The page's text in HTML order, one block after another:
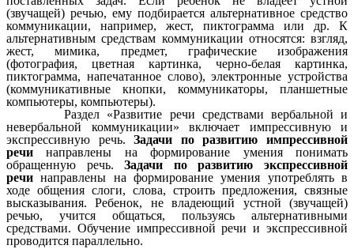
(звучащей) речью, ему подбирается альтернативное средство
коммуникации, например, жест, пиктограмма или др. К
альтернативным средствам коммуникации относятся: взгляд,
жест, мимика, предмет, графические изображения
(фотография, цветная картинка, черно-белая картинка,
пиктограмма, напечатанное слово), электронные устройства
(коммуникативные кнопки, коммуникаторы, планшетные
компьютеры, компьютеры).
Раздел «Развитие речи средствами вербальной и
невербальной коммуникации» включает импрессивную и
экспрессивную речь.Задачи по развитию импрессивной
речи направлены на формирование умения понимать
обращенную речь.Задачи по развитию экспрессивной
речи направлены на формирование умения употреблять в
ходе общения слоги, слова, строить предложения, связные
высказывания. Ребенок, не владеющий устной (звучащей)
речью, учится общаться, пользуясь альтернативными
средствами. Обучение импрессивной речи и экспрессивной
проводится параллельно.